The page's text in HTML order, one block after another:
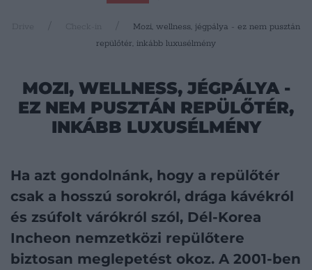
Drive
Mozi, wellness, jégpálya - ez nem pusztán
repülőtér, inkább luxusélmény
MOZI, WELLNESS, JÉGPÁLYA -
EZ NEM PUSZTÁN REPÜLŐTÉR,
INKÁBB LUXUSÉLMÉNY
Ha azt gondolnánk, hogy a repülőtér
csak a hosszú sorokról, drága kávékról
és zsúfolt várókról szól, Dél-Korea
Incheon nemzetközi repülőtere
biztosan meglepetést okoz. A 2001-ben